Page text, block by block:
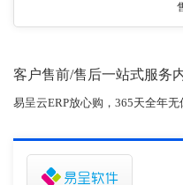
客户售前/售后一站式服务
易呈云ERP放心购，365天全年